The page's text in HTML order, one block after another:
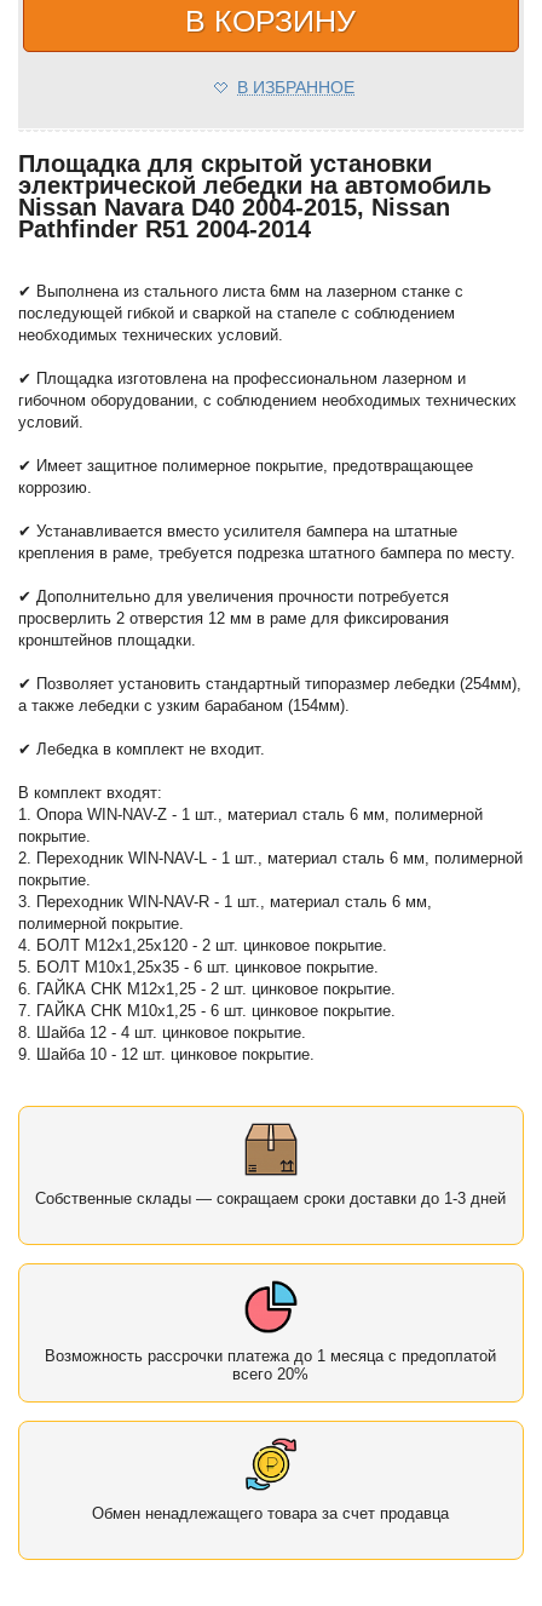
В КОРЗИНУ
В ИЗБРАННОЕ
Площадка для скрытой установки
электрической лебедки на автомобиль
Nissan Navara D40 2004-2015, Nissan
Pathfinder R51 2004-2014
✔ Выполнена из стального листа 6мм на лазерном станке с
последующей гибкой и сваркой на стапеле с соблюдением
необходимых технических условий.
✔ Площадка изготовлена на профессиональном лазерном и
гибочном оборудовании, с соблюдением необходимых технических
условий.
✔ Имеет защитное полимерное покрытие, предотвращающее
коррозию.
✔ Устанавливается вместо усилителя бампера на штатные
крепления в раме, требуется подрезка штатного бампера по месту.
✔ Дополнительно для увеличения прочности потребуется
просверлить 2 отверстия 12 мм в раме для фиксирования
кронштейнов площадки.
✔ Позволяет установить стандартный типоразмер лебедки (254мм),
а также лебедки с узким барабаном (154мм).
✔ Лебедка в комплект не входит.
В комплект входят:
1. Опора WIN-NAV-Z - 1 шт., материал сталь 6 мм, полимерной
покрытие.
2. Переходник WIN-NAV-L - 1 шт., материал сталь 6 мм, полимерной
покрытие.
3. Переходник WIN-NAV-R - 1 шт., материал сталь 6 мм,
полимерной покрытие.
4. БОЛТ М12х1,25х120 - 2 шт. цинковое покрытие.
5. БОЛТ М10х1,25х35 - 6 шт. цинковое покрытие.
6. ГАЙКА СНК М12х1,25 - 2 шт. цинковое покрытие.
7. ГАЙКА СНК М10х1,25 - 6 шт. цинковое покрытие.
8. Шайба 12 - 4 шт. цинковое покрытие.
9. Шайба 10 - 12 шт. цинковое покрытие.
Собственные склады — сокращаем сроки доставки до 1-3 дней
Возможность рассрочки платежа до 1 месяца с предоплатой
всего 20%
Обмен ненадлежащего товара за счет продавца